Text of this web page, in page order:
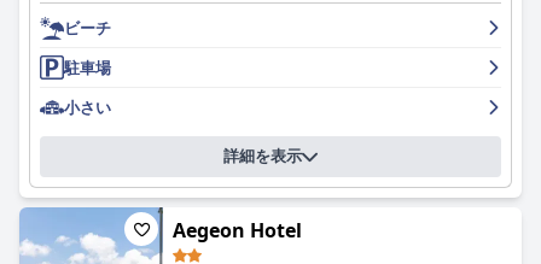
ビーチ
駐車場
小さい
詳細を表示
Aegeon Hotel